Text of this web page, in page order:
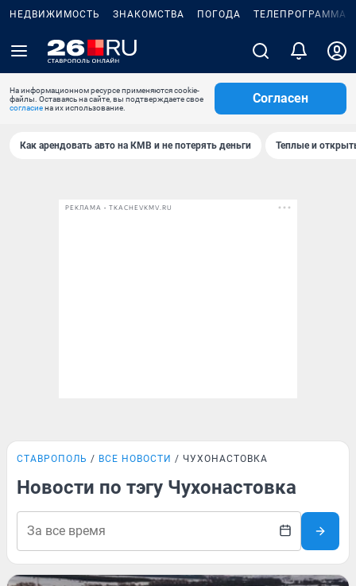
НЕДВИЖИМОСТЬ ЗНАКОМСТВА ПОГОДА ТЕЛЕПРОГРАММА
На информационном ресурсе применяются cookie-
файлы. Оставаясь на сайте, вы подтверждаете свое
согласиена их использование.
Согласен
Как арендовать авто на КМВ и не потерять деньги Теплые и
РЕКЛАМА • TKACHEVKMV.RU
СТАВРОПОЛЬ ВСЕ НОВОСТИ ЧУХОНАСТОВКА
Новости по тэгу Чухонастовка